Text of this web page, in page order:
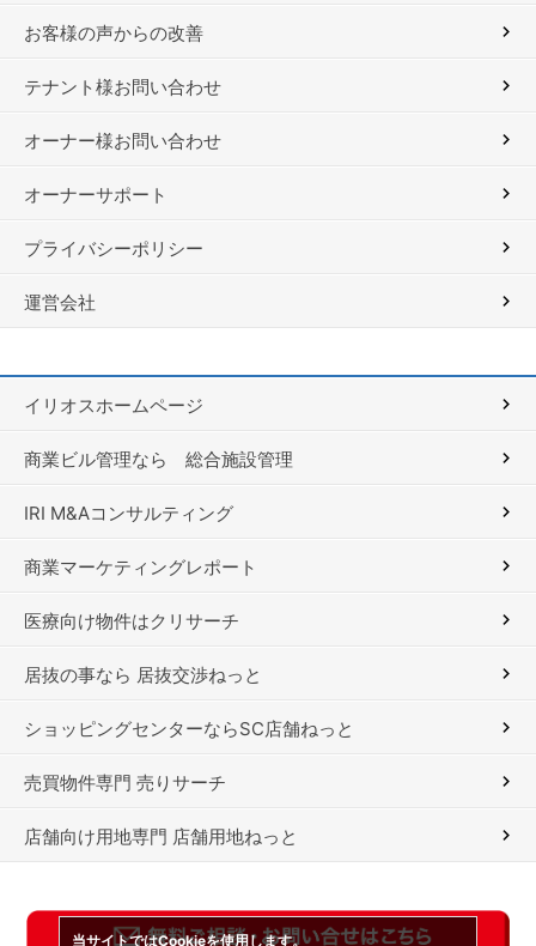
お客様の声からの改善
テナント様お問い合わせ
オーナー様お問い合わせ
オーナーサポート
プライバシーポリシー
運営会社
イリオスホームページ
商業ビル管理なら 総合施設管理
IRI M&Aコンサルティング
商業マーケティングレポート
医療向け物件はクリサーチ
居抜の事なら 居抜交渉ねっと
ショッピングセンターならSC店舗ねっと
売買物件専門 売りサーチ
店舗向け用地専門 店舗用地ねっと
当サイトではCookieを使用します。